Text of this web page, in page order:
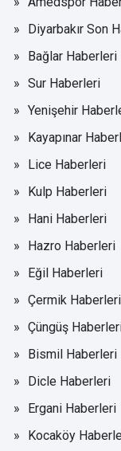
Diyarbakır Son
Bağlar Haberleri
Sur Haberleri
Yenişehir
Kayapınar
Lice Haberleri
Kulp Haberleri
Hani Haberleri
Hazro Haberleri
Eğil Haberleri
Çermik Haberleri
Çüngüş
Bismil Haberleri
Dicle Haberleri
Ergani Haberleri
Kocaköy